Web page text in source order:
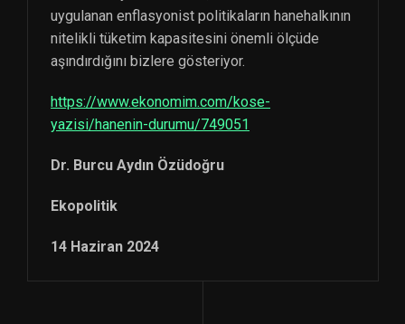
uygulanan enflasyonist politikaların hanehalkının
nitelikli tüketim kapasitesini önemli ölçüde
aşındırdığını bizlere gösteriyor.
https://www.ekonomim.com/kose-
yazisi/hanenin-durumu/749051
Dr. Burcu Aydın Özüdoğru
Ekopolitik
14 Haziran 2024